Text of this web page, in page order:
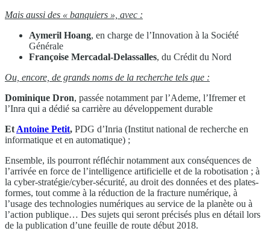
Mais aussi des « banquiers », avec :
Aymeril Hoang, en charge de l’Innovation à la Société
Générale
Françoise Mercadal-Delassalles, du Crédit du Nord
Ou, encore, de grands noms de la recherche tels que :
Dominique Dron, passée notamment par l’Ademe, l’Ifremer et
l’Inra qui a dédié sa carrière au développement durable
Et Antoine Petit, PDG d’Inria (Institut national de recherche en
informatique et en automatique) ;
Ensemble, ils pourront réfléchir notamment aux conséquences de
l’arrivée en force de l’intelligence artificielle et de la robotisation ; à
la cyber-stratégie/cyber-sécurité, au droit des données et des plates-
formes, tout comme à la réduction de la fracture numérique, à
l’usage des technologies numériques au service de la planète ou à
l’action publique… Des sujets qui seront précisés plus en détail lors
de la publication d’une feuille de route début 2018.